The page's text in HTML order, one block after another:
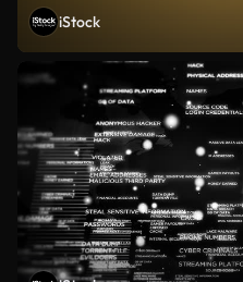
iStock